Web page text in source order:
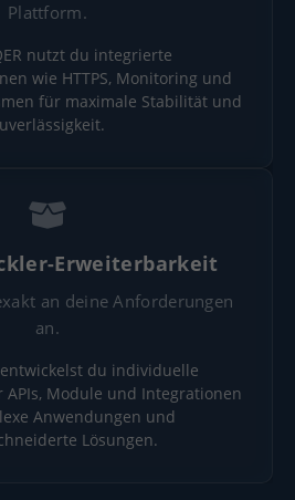
Plattform.
nutzt du integrierte
wie HTTPS, Monitoring und
für maximale Stabilität und
Erweiterbarkeit
an deine Anforderungen
an.
entwickelst du individuelle
Module und Integrationen
Anwendungen und
Lösungen.